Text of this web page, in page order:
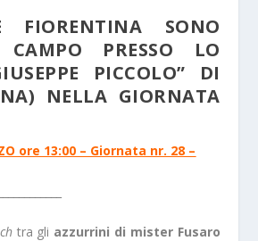
FIORENTINA SONO
PRESSO LO
PICCOLO” DI
NELLA GIORNATA
ore 13:00 – Giornata nr. 28 –
tra gli azzurrini di mister Fusaro